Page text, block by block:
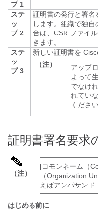
プ 1
ステ
ッ
プ 2
証明書の発行と署名
します。組織で独
合は、CSR ファイ
きます。
ステ
ッ
プ 3
新しい証明書を
（注）
アップ
よって
でなけ
れてい
ください
証明書署名要求
（注）
[コモンネーム（
（Organization
えばアンパサンド
はじめる前に